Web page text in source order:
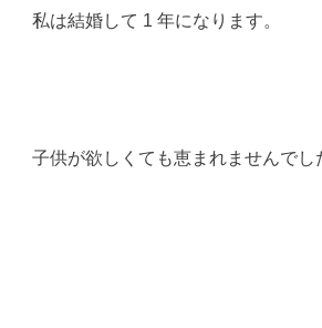
私は結婚して 1 年になります。
子供が欲しくても恵まれませんでし